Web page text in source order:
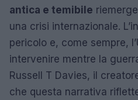
antica e temibile
una crisi internazionale.
pericolo e, come sempre,
intervenire mentre la
Russell T Davies, il
che questa narrativa